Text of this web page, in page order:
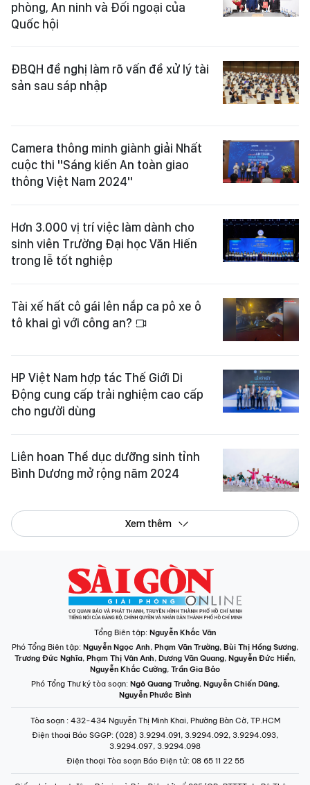
phòng, An ninh và Đối ngoại của
Quốc hội
ĐBQH đề nghị làm rõ vấn đề xử lý tài
sản sau sáp nhập
Camera thông minh giành giải Nhất
cuộc thi "Sáng kiến An toàn giao
thông Việt Nam 2024"
Hơn 3.000 vị trí việc làm dành cho
sinh viên Trường Đại học Văn Hiến
trong lễ tốt nghiệp
Tài xế hất cô gái lên nắp ca pô xe ô
tô khai gì với công an?
HP Việt Nam hợp tác Thế Giới Di
Động cung cấp trải nghiệm cao cấp
cho người dùng
Liên hoan Thể dục dưỡng sinh tỉnh
Bình Dương mở rộng năm 2024
Xem thêm
Tổng Biên tập: Nguyễn Khắc Văn
Phó Tổng Biên tập: Nguyễn Ngọc Anh, Phạm Văn Trường, Bùi Thị Hồng Sương,
Trương Đức Nghĩa, Phạm Thị Vân Anh, Dương Văn Quang, Nguyễn Đức Hiển,
Nguyễn Khắc Cường, Trần Gia Bảo
Phó Tổng Thư ký tòa soạn: Ngô Quang Trưởng, Nguyễn Chiến Dũng,
Nguyễn Phước Bình
Tòa soạn : 432-434 Nguyễn Thị Minh Khai, Phường Bàn Cờ, TP.HCM
Điện thoại Báo SGGP: (028) 3.9294.091, 3.9294.092, 3.9294.093,
3.9294.097, 3.9294.098
Điện thoại Tòa soạn Báo Điện tử: 08 65 11 22 55